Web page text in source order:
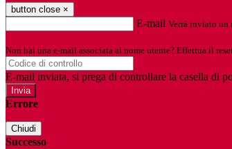
button close ×
E-mail Verrà inviato un
Non hai una e-mail associata al nome utente? Effettua il
E-mail inviata, si prega di controllare la casella di
Errore
Chiudi
Successo